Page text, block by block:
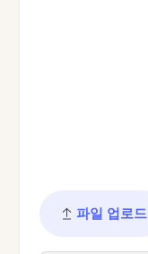
파일 업로드